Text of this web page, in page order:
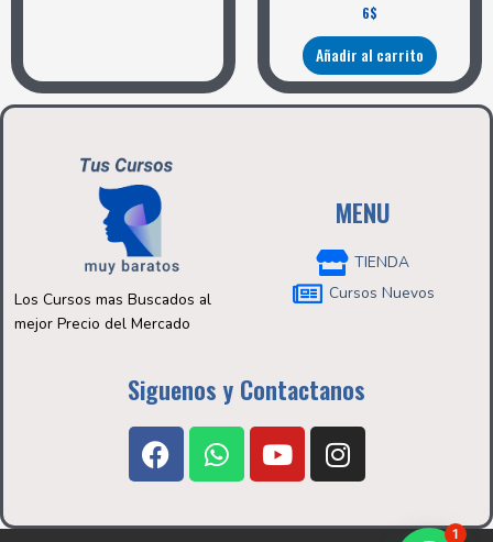
6$
Añadir al carrito
Los Cursos mas Buscados al
mejor Precio del Mercado
MENU
TIENDA
Cursos Nuevos
Siguenos y Contactanos
F
a
e
W
h
t
Y
o
t
I
n
t
1